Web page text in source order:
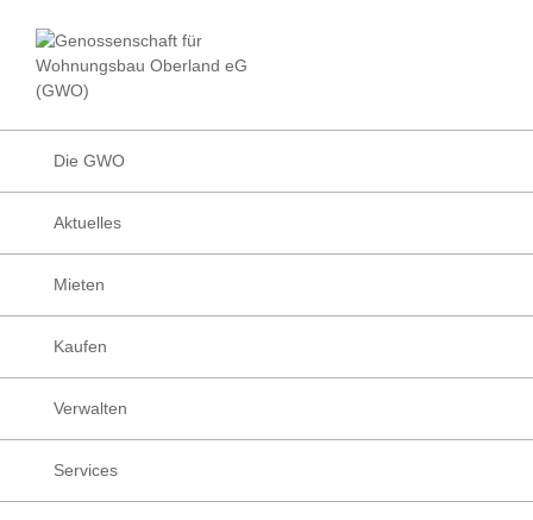
Hauptnavigation
springen
Inhalt
springen
Fußzeile
springen
für
Wohnungsbau
Oberland
eG
(GWO)
Die GWO
Aktuelles
Mieten
Kaufen
Verwalten
Services